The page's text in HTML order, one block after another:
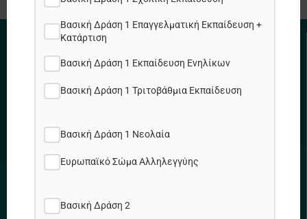
ΧΡΗΣΙΜΟΙ ΣΥΝΔΕΣΜΟΙ
Πολιτική Απορρήτου
Θέσεις εργασίας
ΔΙΕΥΘΥΝΣΗ
Βασική Δράση 1 Επαγγελματική Εκπαίδευση +
Κατάρτιση
Βασική Δράση 1 Εκπαίδευση Ενηλίκων
Βασική Δράση 1 Τριτοβάθμια Εκπαίδευση
Βασική Δράση 1 Νεολαία
Ευρωπαϊκό Σώμα Αλληλεγγύης
Βασική Δράση 2